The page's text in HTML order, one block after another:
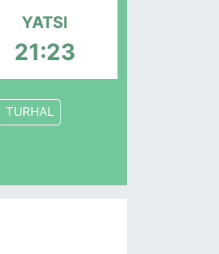
YATSI
21:23
TURHAL